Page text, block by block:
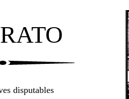
disputables